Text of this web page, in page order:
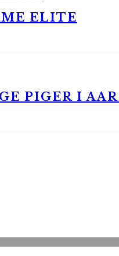
ELITE
PIGER I